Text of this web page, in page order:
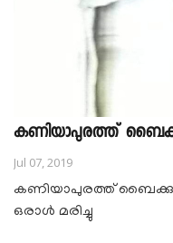
കണിയാപുരത്ത്
Jul 07, 2019
കണിയാപുരത്ത് ബൈക്കും
ഒരാൾ മരിച്ചു